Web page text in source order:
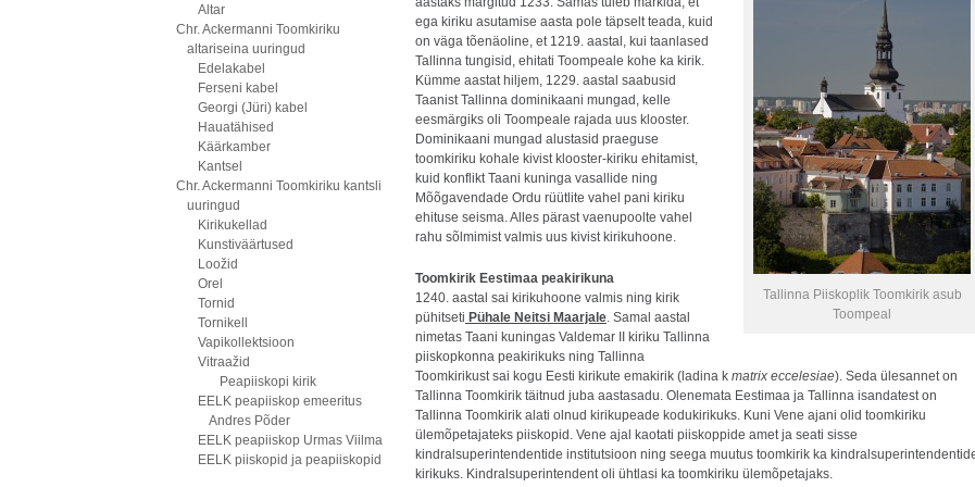
Altar
Chr. Ackermanni Toomkiriku
altariseina uuringud
Edelakabel
Ferseni kabel
Georgi (Jüri) kabel
Hauatähised
Käärkamber
Kantsel
Chr. Ackermanni Toomkiriku kantsli
uuringud
Kirikukellad
Kunstiväärtused
Loožid
Orel
Tornid
Tornikell
Vapikollektsioon
Vitraažid
Peapiiskopi kirik
EELK peapiiskop emeeritus
Andres Põder
EELK peapiiskop Urmas Viilma
EELK piiskopid ja peapiiskopid
Tallinna Piiskoplik Toomkirik asub
Toompeal
ega kiriku asutamise aasta pole täpselt teada, kuid
on väga tõenäoline, et 1219. aastal, kui taanlased
Tallinna tungisid, ehitati Toompeale kohe ka kirik.
Kümme aastat hiljem, 1229. aastal saabusid
Taanist Tallinna dominikaani mungad, kelle
eesmärgiks oli Toompeale rajada uus klooster.
Dominikaani mungad alustasid praeguse
toomkiriku kohale kivist klooster-kiriku ehitamist,
kuid konflikt Taani kuninga vasallide ning
Mõõgavendade Ordu rüütlite vahel pani kiriku
ehituse seisma. Alles pärast vaenupoolte vahel
rahu sõlmimist valmis uus kivist kirikuhoone.
Toomkirik Eestimaa peakirikuna
1240. aastal sai kirikuhoone valmis ning kirik
pühitseti Pühale Neitsi Maarjale. Samal aastal
nimetas Taani kuningas Valdemar II kiriku Tallinna
piiskopkonna peakirikuks ning Tallinna
Toomkirikust sai kogu Eesti kirikute emakirik (ladina k matrix eccelesiae). Seda ülesannet on
Tallinna Toomkirik täitnud juba aastasadu. Olenemata Eestimaa ja Tallinna isandatest on
Tallinna Toomkirik alati olnud kirikupeade kodukirikuks. Kuni Vene ajani olid toomkiriku
ülemõpetajateks piiskopid. Vene ajal kaotati piiskoppide amet ja seati sisse
kindralsuperintendentide institutsioon ning seega muutus toomkirik ka
kirikuks. Kindralsuperintendent oli ühtlasi ka toomkiriku ülemõpetajaks.